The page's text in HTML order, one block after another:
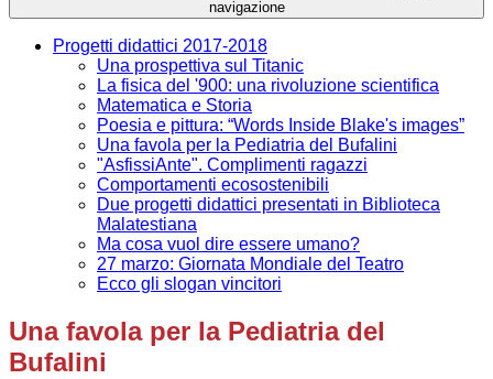
navigazione
Progetti didattici 2017-2018
Una prospettiva sul Titanic
La fisica del '900: una rivoluzione scientifica
Matematica e Storia
Poesia e pittura: “Words Inside Blake's images”
Una favola per la Pediatria del Bufalini
"AsfissiAnte". Complimenti ragazzi
Comportamenti ecosostenibili
Due progetti didattici presentati in Biblioteca
Malatestiana
Ma cosa vuol dire essere umano?
27 marzo: Giornata Mondiale del Teatro
Ecco gli slogan vincitori
Una favola per la Pediatria del
Bufalini